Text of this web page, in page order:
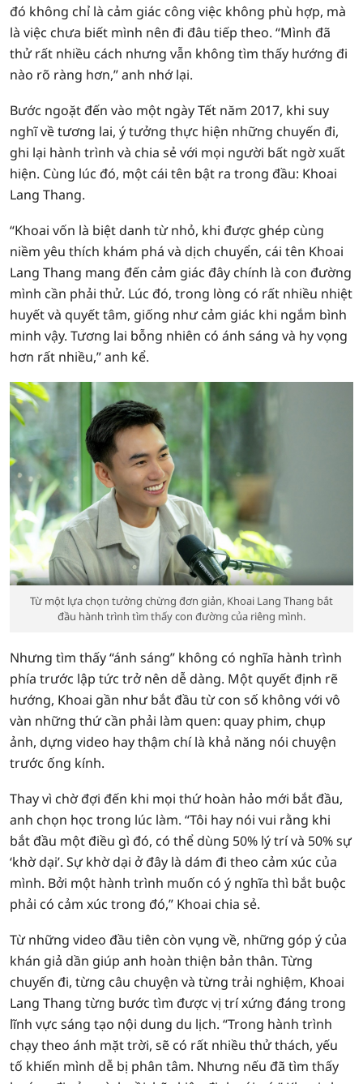
đó không chỉ là cảm giác công việc không phù hợp, mà
là việc chưa biết mình nên đi đâu tiếp theo. “Mình đã
thử rất nhiều cách nhưng vẫn không tìm thấy hướng đi
nào rõ ràng hơn,” anh nhớ lại.
Bước ngoặt đến vào một ngày Tết năm 2017, khi suy
nghĩ về tương lai, ý tưởng thực hiện những chuyến đi,
ghi lại hành trình và chia sẻ với mọi người bất ngờ xuất
hiện. Cùng lúc đó, một cái tên bật ra trong đầu: Khoai
Lang Thang.
“Khoai vốn là biệt danh từ nhỏ, khi được ghép cùng
niềm yêu thích khám phá và dịch chuyển, cái tên Khoai
Lang Thang mang đến cảm giác đây chính là con đường
mình cần phải thử. Lúc đó, trong lòng có rất nhiều nhiệt
huyết và quyết tâm, giống như cảm giác khi ngắm bình
minh vậy. Tương lai bỗng nhiên có ánh sáng và hy vọng
hơn rất nhiều,” anh kể.
Từ một lựa chọn tưởng chừng đơn giản, Khoai Lang Thang bắt
đầu hành trình tìm thấy con đường của riêng mình.
Nhưng tìm thấy “ánh sáng” không có nghĩa hành trình
phía trước lập tức trở nên dễ dàng. Một quyết định rẽ
hướng, Khoai gần như bắt đầu từ con số không với vô
vàn những thứ cần phải làm quen: quay phim, chụp
ảnh, dựng video hay thậm chí là khả năng nói chuyện
trước ống kính.
Thay vì chờ đợi đến khi mọi thứ hoàn hảo mới bắt đầu,
anh chọn học trong lúc làm. “Tôi hay nói vui rằng khi
bắt đầu một điều gì đó, có thể dùng 50% lý trí và 50% sự
‘khờ dại’. Sự khờ dại ở đây là dám đi theo cảm xúc của
mình. Bởi một hành trình muốn có ý nghĩa thì bắt buộc
phải có cảm xúc trong đó,” Khoai chia sẻ.
Từ những video đầu tiên còn vụng về, những góp ý của
khán giả dần giúp anh hoàn thiện bản thân. Từng
chuyến đi, từng câu chuyện và từng trải nghiệm, Khoai
Lang Thang từng bước tìm được vị trí xứng đáng trong
lĩnh vực sáng tạo nội dung du lịch. “Trong hành trình
chạy theo ánh mặt trời, sẽ có rất nhiều thử thách, yếu
tố khiến mình dễ bị phân tâm. Nhưng nếu đã tìm thấy